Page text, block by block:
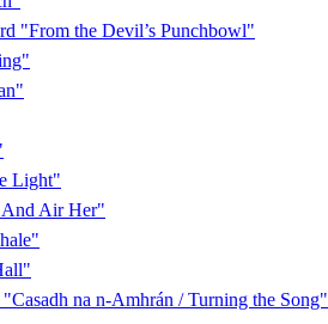
"From the Devil’s Punchbowl"
Light"
Air Her"
na n​-​Amhrán / Turning the Song"